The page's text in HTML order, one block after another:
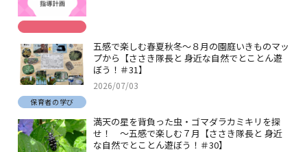
五感で楽しむ春夏秋冬～８月の園庭いきものマッ
プから【ささき隊長と 身近な自然でとことん遊
ぼう！＃31】
2026/07/03
保育者の学び
満天の星を背負った虫・ゴマダラカミキリを探
せ！ ～五感で楽しむ７月【ささき隊長と 身近
な自然でとことん遊ぼう！＃30】